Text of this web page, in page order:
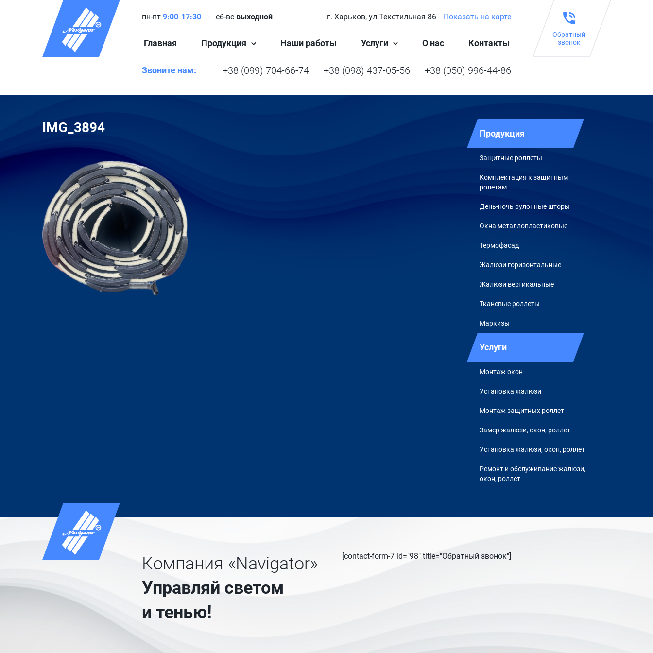
пн-пт 9:00-17:30 сб-вс выходной г. Харьков, ул.Текстильная 86 Показать на карте
Главная Продукция Наши работы Услуги О нас Контакты
Звоните нам: +38 (050) 996-44-86
+38 (098) 437-05-56
+38 (099) 704-66-74
Обратный
звонок
IMG_3894 Продукция
Защитные роллеты
Комплектация к защитным
ролетам
День-ночь рулонные шторы
Окна металлопластиковые
Термофасад
Жалюзи горизонтальные
Жалюзи вертикальные
Тканевые роллеты
Маркизы
Услуги
Монтаж окон
Установка жалюзи
Монтаж защитных роллет
Замер жалюзи, окон, роллет
Установка жалюзи, окон, роллет
Ремонт и обслуживание жалюзи,
окон, роллет
Компания «Navigator»
Управляй светом
и тенью!
[contact-form-7 id="98" title="Обратный звонок"]